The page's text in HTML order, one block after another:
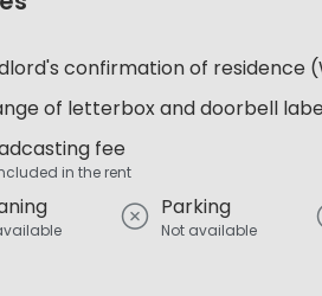
confirmation of residence
of letterbox and doorbell
fee
in the rent
Parking
Not available